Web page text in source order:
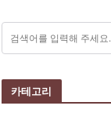
카테고리